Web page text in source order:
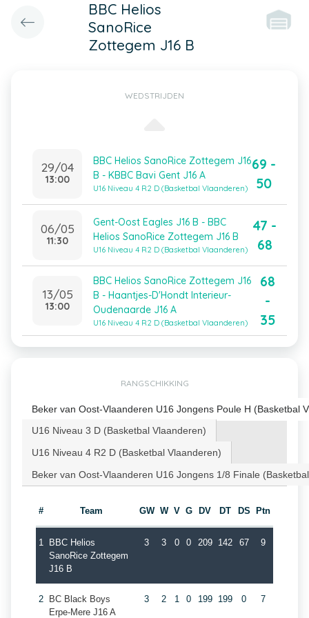
BBC Helios
SanoRice
Zottegem J16 B
WEDSTRIJDEN
29/04
13:00
BBC Helios SanoRice Zottegem J16
B - KBBC Bavi Gent J16 A
U16 Niveau 4 R2 D (Basketbal Vlaanderen)
69 -
50
06/05
11:30
Gent-Oost Eagles J16 B - BBC
Helios SanoRice Zottegem J16 B
U16 Niveau 4 R2 D (Basketbal Vlaanderen)
47 -
68
13/05
13:00
BBC Helios SanoRice Zottegem J16
B - Haantjes-D'Hondt Interieur-
Oudenaarde J16 A
U16 Niveau 4 R2 D (Basketbal Vlaanderen)
68
-
35
RANGSCHIKKING
Beker van Oost-Vlaanderen U16 Jongens Poule H (Basketbal
U16 Niveau 3 D (Basketbal Vlaanderen)
U16 Niveau 4 R2 D (Basketbal Vlaanderen)
Beker van Oost-Vlaanderen U16 Jongens 1/8 Finale
# Team GW W V G DV DT DS Ptn
1
BBC Helios
SanoRice Zottegem
J16 B
3 3 0 0 209 142 67 9
2
BC Black Boys
Erpe-Mere J16 A
3 2 1 0 199 199 0 7